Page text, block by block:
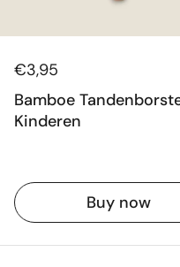
€3,95
Bamboe
Kinderen
Buy now